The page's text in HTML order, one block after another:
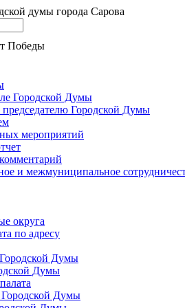
думы города Сарова
Городской Думы
председателю Городской Думы
мероприятий
и межмуниципальное
округа
по адресу
Думы
Думы
Думы